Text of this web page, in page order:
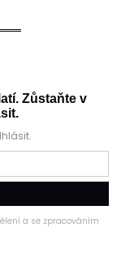
Zůstaňte v
a se zpracováním